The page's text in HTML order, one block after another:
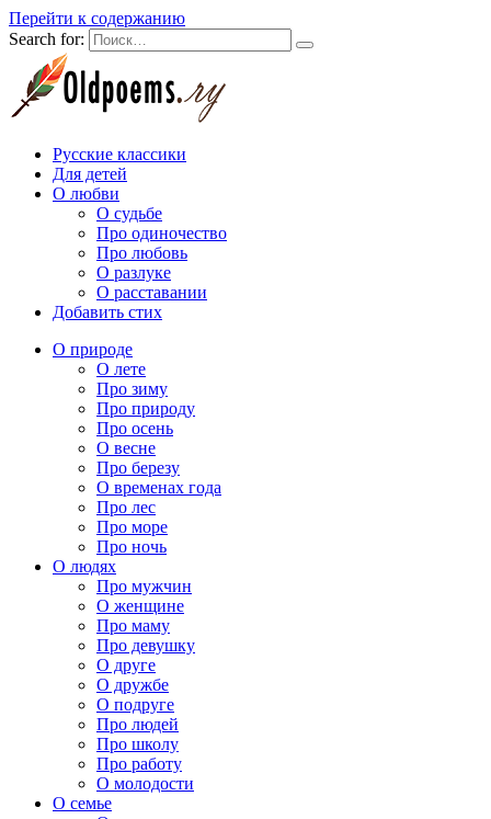
Перейти к содержанию
Search for:
Русские классики
Для детей
О любви
О судьбе
Про одиночество
Про любовь
О разлуке
О расставании
Добавить стих
О природе
О лете
Про зиму
Про природу
Про осень
О весне
Про березу
О временах года
Про лес
Про море
Про ночь
О людях
Про мужчин
О женщине
Про маму
Про девушку
О друге
О дружбе
О подруге
Про людей
Про школу
Про работу
О молодости
О семье